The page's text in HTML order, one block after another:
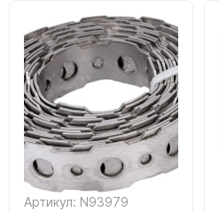
Артикул: N93979